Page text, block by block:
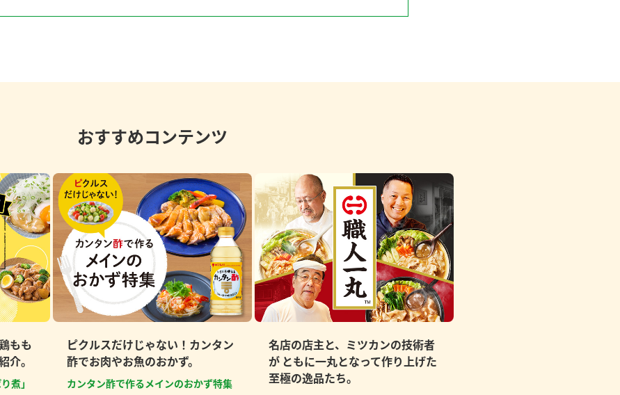
おすすめコンテンツ
もも
介。
煮」
ピクルスだけじゃない！カンタン
酢でお肉やお魚のおかず。
カンタン酢で作るメインのおかず特集
名店の店主と、ミツカンの技術者
が ともに一丸となって作り上げた
至極の逸品たち。